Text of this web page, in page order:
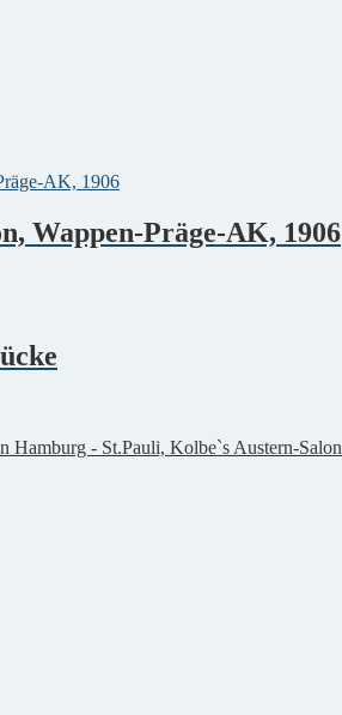
Wappen-Präge-AK, 1906
Hamburg - St.Pauli, Kolbe`s Austern-Salon